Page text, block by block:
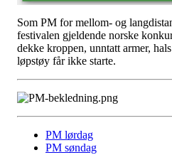
Som PM for mellom- og
festivalen gjeldende norske
dekke kroppen, unntatt armer,
løpstøy får ikke starte.
PM lørdag
PM søndag